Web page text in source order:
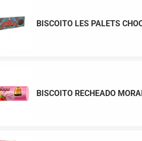
BISCOITO LES PALETS
BISCOITO RECHEADO